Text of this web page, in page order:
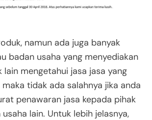
namun ada juga banyak
badan usaha yang menyediakan
lain mengetahui jasa jasa yang
tidak ada salahnya jika anda
penawaran jasa kepada pihak
lain. Untuk lebih jelasnya,